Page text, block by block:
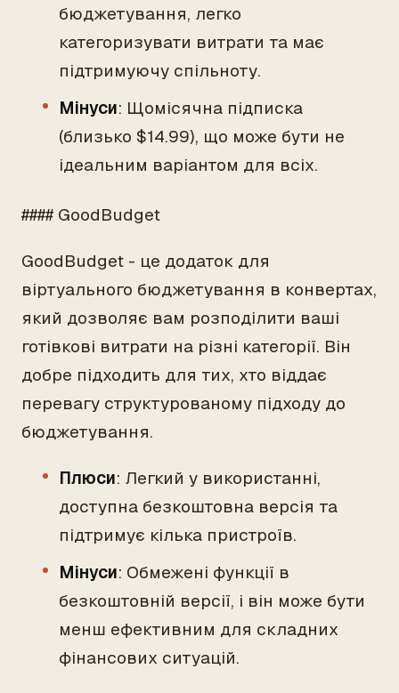
бюджетування, легко
категоризувати витрати та має
підтримуючу спільноту.
Мінуси: Щомісячна підписка
(близько $14.99), що може бути не
ідеальним варіантом для всіх.
#### GoodBudget
GoodBudget - це додаток для
віртуального бюджетування в конвертах,
який дозволяє вам розподілити ваші
готівкові витрати на різні категорії. Він
добре підходить для тих, хто віддає
перевагу структурованому підходу до
бюджетування.
Плюси: Легкий у використанні,
доступна безкоштовна версія та
підтримує кілька пристроїв.
Мінуси: Обмежені функції в
безкоштовній версії, і він може бути
менш ефективним для складних
фінансових ситуацій.